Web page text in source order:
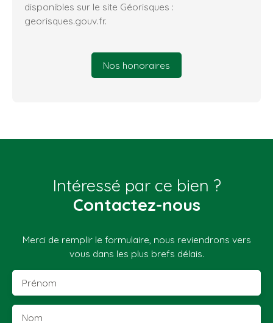
disponibles sur le site Géorisques :
georisques.gouv.fr.
Nos honoraires
Intéressé par ce bien ?
Contactez-nous
Merci de remplir le formulaire, nous reviendrons vers
vous dans les plus brefs délais.
Prénom
Nom